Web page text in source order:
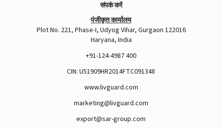
संपर्क करें
पंजीकृत कार्यालय
Plot No. 221, Phase-I, Udyog Vihar, Gurgaon 122016
Haryana, India
+91-124-4987 400
CIN: U51909HR2014FTC091348
www.livguard.com
marketing@livguard.com
export@sar-group.com